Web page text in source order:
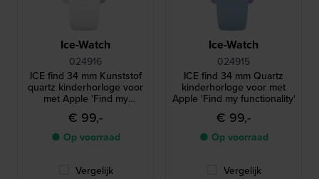
Ice-Watch
024916
ICE find 34 mm Kunststof
quartz kinderhorloge voor
met Apple 'Find my
functionality'
€ 99,-
● Op voorraad
Vergelijk
Ice-Watch
024915
ICE find 34 mm Quartz
kinderhorloge voor met
Apple 'Find my functionality'
€ 99,-
● Op voorraad
Vergelijk